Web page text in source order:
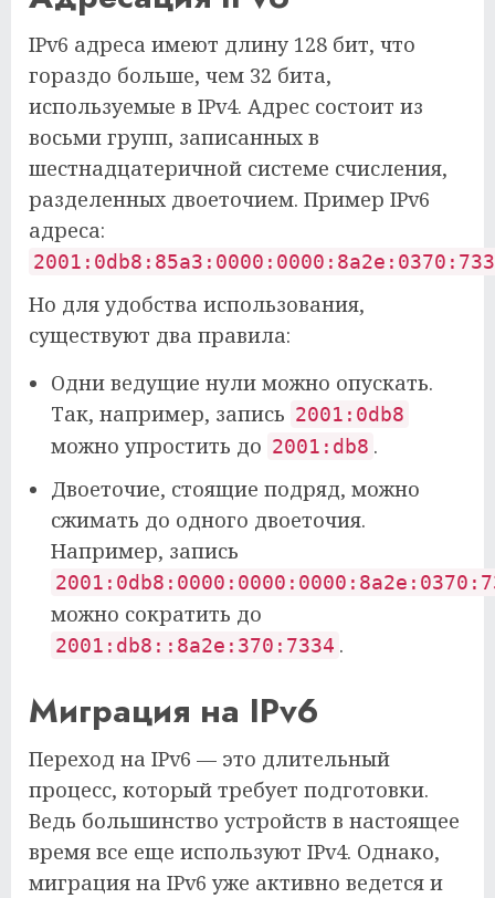
IPv6 адреса имеют длину 128 бит, что
гораздо больше, чем 32 бита,
используемые в IPv4. Адрес состоит из
восьми групп, записанных в
шестнадцатеричной системе счисления,
разделенных двоеточием. Пример IPv6
адреса:
Но для удобства использования,
существуют два правила:
Одни ведущие нули можно опускать.
Так, например, запись 2001:0db8
можно упростить до 2001:db8 .
Двоеточие, стоящие подряд, можно
сжимать до одного двоеточия.
Например, запись
можно сократить до
2001:db8::8a2e:370:7334 .
Миграция на IPv6
Переход на IPv6 — это длительный
процесс, который требует подготовки.
Ведь большинство устройств в настоящее
время все еще используют IPv4. Однако,
миграция на IPv6 уже активно ведется и